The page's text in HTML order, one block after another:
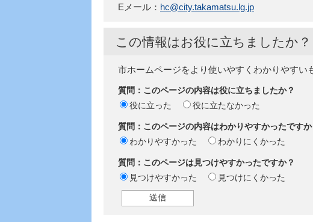
Eメール： hc@city.takamatsu.lg.jp
この情報はお役に立ちましたか？
市ホームページをより使いやすくわかりやすい
質問：このページの内容は役に立ちましたか？
役に立った
役に立たなかった
質問：このページの内容はわかりやすかったですか
わかりやすかった
わかりにくかった
質問：このページは見つけやすかったですか？
見つけやすかった
見つけにくかった